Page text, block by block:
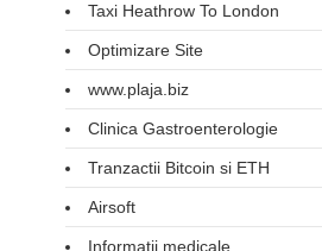
Taxi Heathrow To London
Optimizare Site
www.plaja.biz
Clinica Gastroenterologie
Tranzactii Bitcoin si ETH
Airsoft
Informatii medicale